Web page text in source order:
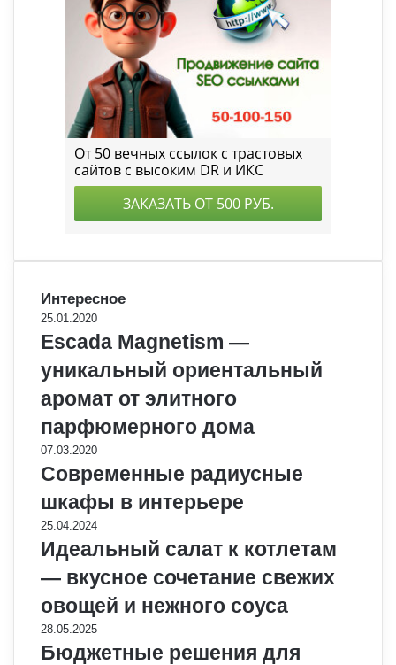
Интересное
25.01.2020
Escada Magnetism —
уникальный ориентальный
аромат от элитного
парфюмерного дома
07.03.2020
Современные радиусные
шкафы в интерьере
25.04.2024
Идеальный салат к котлетам
— вкусное сочетание свежих
овощей и нежного соуса
28.05.2025
Бюджетные решения для